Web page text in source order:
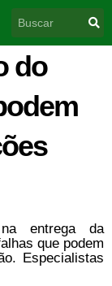
do
na entrega da
que podem
Especialistas